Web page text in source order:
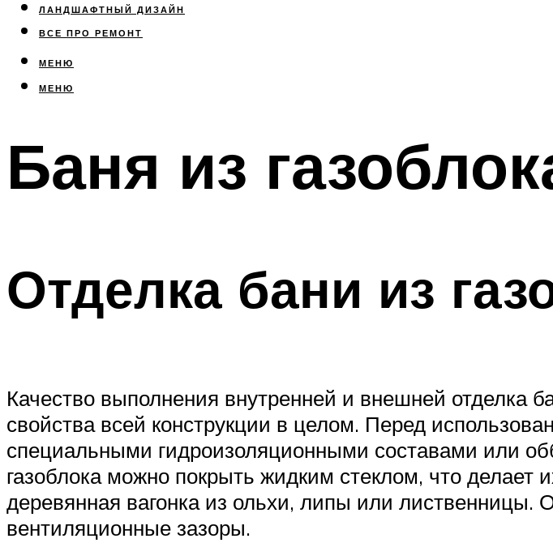
ЛАНДШАФТНЫЙ ДИЗАЙН
ВСЕ ПРО РЕМОНТ
МЕНЮ
МЕНЮ
Баня из
Отделка бани из
Качество выполнения внутренней и внешней отделка
свойства всей конструкции в целом. Перед
специальными гидроизоляционными составами или
газоблока можно покрыть жидким стеклом, что делает
деревянная вагонка из ольхи, липы или лиственницы.
вентиляционные зазоры.